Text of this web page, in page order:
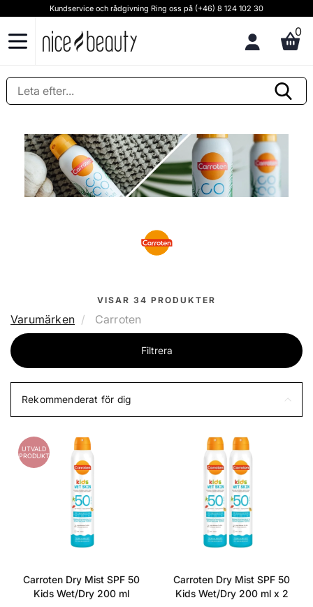
Kundservice och rådgivning Ring oss på (+46) 8 124 102 30
0
VISAR 34 PRODUKTER
Varumärken Carroten
Filtrera
Rekommenderat för dig
UTVALD
PRODUKT
Carroten Dry Mist SPF 50
Kids Wet/Dry 200 ml
Carroten Dry Mist SPF 50
Kids Wet/Dry 200 ml x 2